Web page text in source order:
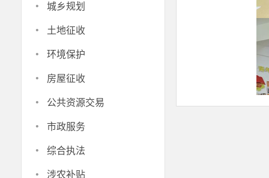
· 城乡规划
· 土地征收
· 环境保护
· 房屋征收
· 公共资源交易
· 市政服务
· 综合执法
涉农补贴